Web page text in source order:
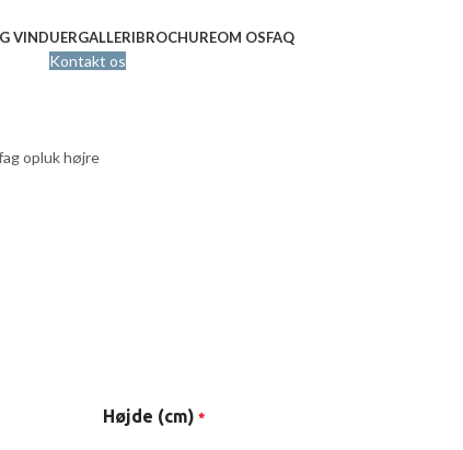
VINDUERGALLERIBROCHUREOM OSFAQ
Kontakt os
opluk højre
Højde (cm) *